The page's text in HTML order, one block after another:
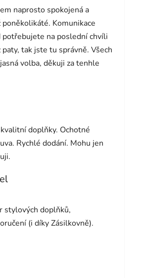
naprosto spokojená a
Komunikace
potřebujete na poslední chvíli
tak jste tu správně. Všech
volba, děkuji za tenhle
je 5 z 5 hvězdiček.
doplňky. Ochotné
Rychlé dodání. Mohu jen
je 5 z 5 hvězdiček.
stylových doplňků,
(i díky Zásilkovně).
je 5 z 5 hvězdiček.